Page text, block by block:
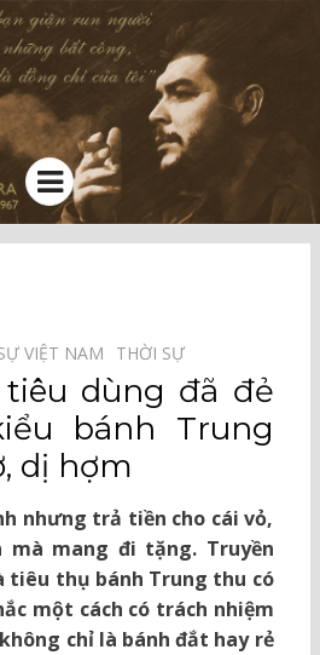
Menu
VIỆT NAM⠀ THỜI SỰ⠀
dùng đã đẻ
bánh Trung
dị hợm
nhưng trả tiền cho cái vỏ,
mà mang đi tặng. Truyền
tiêu thụ bánh Trung thu có
một cách có trách nhiệm
chỉ là bánh đắt hay rẻ